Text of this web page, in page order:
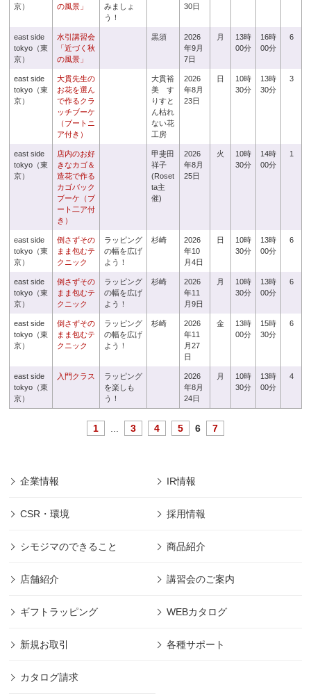
京）
の風景」
みましょ
う！
30日
east side
tokyo（東
京）
水引講習会
「近づく秋
の風景」
黒須
2026
年9月
7日
月
13時
00分
16時
00分
6
east side
tokyo（東
京）
大貫先生の
お花を選ん
で作るクラ
ッチブーケ
（ブートニ
ア付き）
大貫裕
美 す
りすと
ん枯れ
ない花
工房
2026
年8月
23日
日
10時
30分
13時
30分
3
east side
tokyo（東
京）
店内のお好
きなカゴ＆
造花で作る
カゴバック
ブーケ（ブ
ート二ア付
き）
甲斐田
祥子
(Roset
ta主
催)
2026
年8月
25日
火
10時
30分
14時
00分
1
east side
tokyo（東
京）
倒さずその
まま包むテ
クニック
ラッピング
の幅を広げ
よう！
杉崎
2026
年10
月4日
日
10時
30分
13時
00分
6
east side
tokyo（東
京）
倒さずその
まま包むテ
クニック
ラッピング
の幅を広げ
よう！
杉崎
2026
年11
月9日
月
10時
30分
13時
00分
6
east side
tokyo（東
京）
倒さずその
まま包むテ
クニック
ラッピング
の幅を広げ
よう！
杉崎
2026
年11
月27
日
金
13時
00分
15時
30分
6
east side
tokyo（東
京）
入門クラス
ラッピング
を楽しも
う！
2026
年8月
24日
月
10時
30分
13時
00分
4
1 3 4 5 6 7
企業情報 IR情報
CSR・環境 採用情報
シモジマのできること 商品紹介
店舗紹介 講習会のご案内
ギフトラッピング WEBカタログ
新規お取引 各種サポート
カタログ請求